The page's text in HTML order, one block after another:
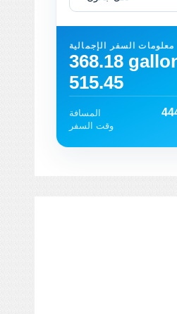
معلومات السفر الإجمالية
368.18
515.45
المسافة
وقت السفر